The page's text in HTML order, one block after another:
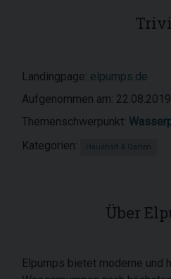
Landingpage: elpumps.de
Aufgenommen am: 22.08.2019
Themenschwerpunkt:
Kategorien:
Haushalt & Garten
Über
Elpumps bietet moderne und